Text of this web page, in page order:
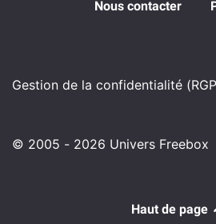
Nous contacter
Gestion de la confidentialité
© 2005 - 2026 Univers Freebox
Haut de page